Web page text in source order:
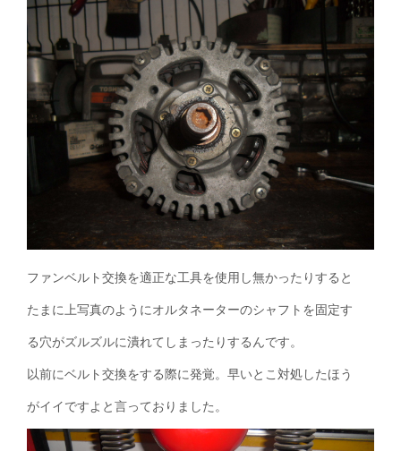
ファンベルト交換を適正な工具を使用し無かったりすると
たまに上写真のようにオルタネーターのシャフトを固定す
る穴がズルズルに潰れてしまったりするんです。
以前にベルト交換をする際に発覚。早いとこ対処したほう
がイイですよと言っておりました。